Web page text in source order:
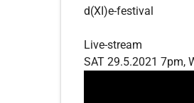
d(XI)e-festival
Live-stream
SAT 29.5.2021 7pm,